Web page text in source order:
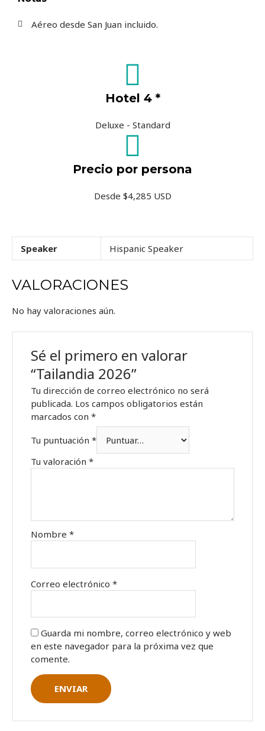
Aéreo desde San Juan incluido.
Hotel 4 *
Deluxe - Standard
Precio por persona
Desde $4,285 USD
Speaker Hispanic Speaker
VALORACIONES
No hay valoraciones aún.
Sé el primero en valorar
“Tailandia 2026”
Tu dirección de correo electrónico no será
publicada. Los campos obligatorios están
marcados con *
Tu puntuación *
Tu valoración *
Nombre *
Correo electrónico *
Guarda mi nombre, correo electrónico y web
en este navegador para la próxima vez que
comente.